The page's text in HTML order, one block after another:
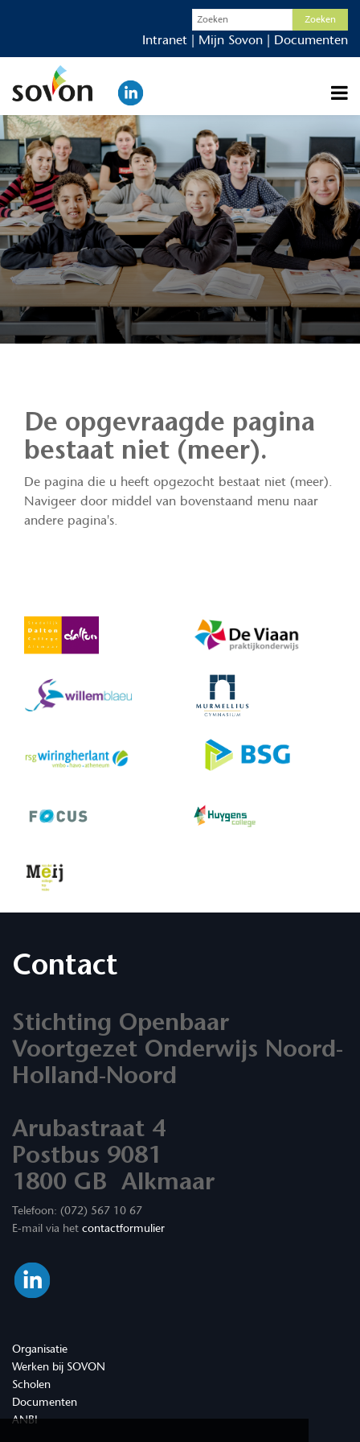
Intranet | Mijn Sovon | Documenten
Actueel
Organisatie
Werken bij
Scholen
Ouders
Contact
De opgevraagde pagina
bestaat niet (meer).
De pagina die u heeft opgezocht bestaat niet (meer).
Navigeer door middel van bovenstaand menu naar
andere pagina's.
Contact
Stichting Openbaar
Voortgezet Onderwijs Noord-
Holland-Noord
Arubastraat 4
Postbus 9081
1800 GB Alkmaar
Telefoon: (072) 567 10 67
E-mail via het contactformulier
Organisatie
Werken bij SOVON
Scholen
Documenten
ANBI